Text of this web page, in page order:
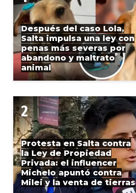
Después del caso Lola,
Salta impulsa una ley con
penas más severas por
abandono y maltrato
animal
Protesta en Salta contra
la Ley de Propiedad
Privada: el influencer
Michelo apuntó contra
Milei y la venta de tierras